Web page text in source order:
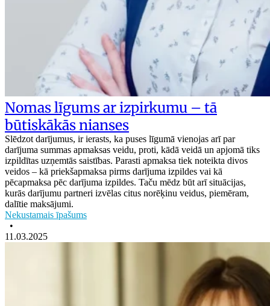
Nomas līgums ar izpirkumu – tā
būtiskākās nianses
Slēdzot darījumus, ir ierasts, ka puses līgumā vienojas arī par
darījuma summas apmaksas veidu, proti, kādā veidā un apjomā tiks
izpildītas uzņemtās saistības. Parasti apmaksa tiek noteikta divos
veidos – kā priekšapmaksa pirms darījuma izpildes vai kā
pēcapmaksa pēc darījuma izpildes. Taču mēdz būt arī situācijas,
kurās darījumu partneri izvēlas citus norēķinu veidus, piemēram,
dalītie maksājumi.
Nekustamais īpašums
•
11.03.2025